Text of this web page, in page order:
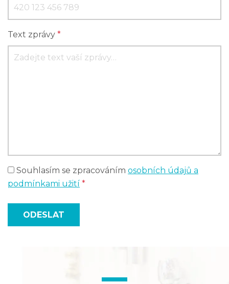
Text zprávy *
Souhlasím se zpracováním osobních údajů a
podmínkami užití *
ODESLAT